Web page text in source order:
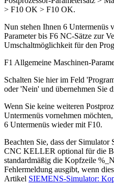
> F10 OK > F10 OK.
Nun stehen Ihnen 6 Untermenüs
Parameter bis F6 NC-Sätze zur
Umschaltmöglichkeit für den
F1 Allgemeine Maschinen-
Schalten Sie hier im Feld
oder 'Nein' und übernehmen Sie
Wenn Sie keine weiteren
Untermenüs vornehmen
6 Untermenüs wieder mit F10.
Beachten Sie, dass der
CNC KELLER optional für die
standardmäßig die Kopfzeile
Fehlermeldung ausgibt, wenn
Artikel SIEMENS-Simulator: